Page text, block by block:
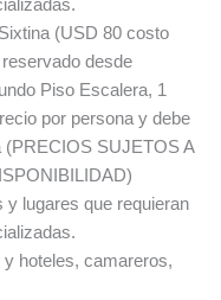
(USD 80 costo
desde
Piso Escalera, 1
por persona y debe
(PRECIOS SUJETOS A
y lugares que requieran
hoteles, camareros,